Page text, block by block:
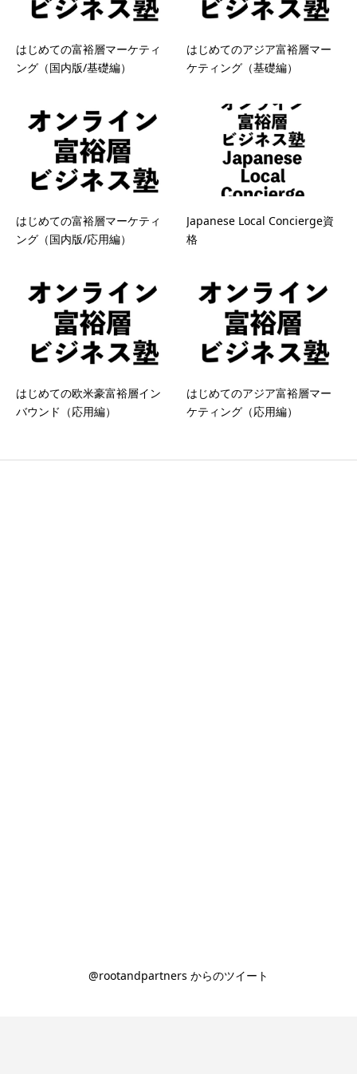
はじめての富裕層マーケティ
ング（国内版/基礎編）
はじめてのアジア富裕層マー
ケティング（基礎編）
はじめての富裕層マーケティ
ング（国内版/応用編）
Japanese Local Concierge資
格
はじめての欧米豪富裕層イン
バウンド（応用編）
はじめてのアジア富裕層マー
ケティング（応用編）
@rootandpartners からのツイート